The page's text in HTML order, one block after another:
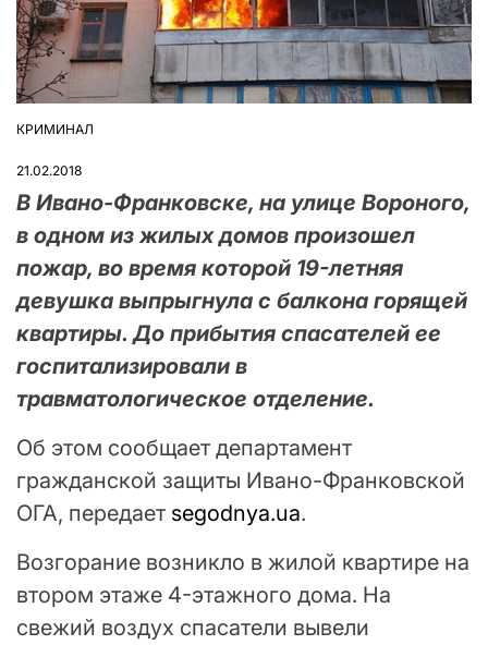
ОПУБЛІКУВАТИ
КРИМИНАЛ
21.02.2018
В Ивано-Франковске, на улице Вороного,
в одном из жилых домов произошел
пожар, во время которой 19-летняя
девушка выпрыгнула с балкона горящей
квартиры. До прибытия спасателей ее
госпитализировали в
травматологическое отделение.
Об этом сообщает департамент
гражданской защиты Ивано-Франковской
ОГА, передает segodnya.ua.
Возгорание возникло в жилой квартире на
втором этаже 4-этажного дома. На
свежий воздух спасатели вывели